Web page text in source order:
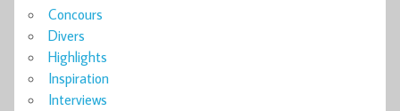
Concours
Divers
Highlights
Inspiration
Interviews